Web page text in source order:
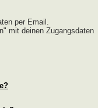
per Email.
mit deinen Zugangsdaten